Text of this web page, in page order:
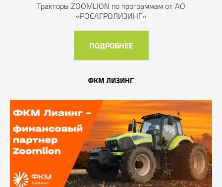
Тракторы ZOOMLION по программам от АО
«РОСАГРОЛИЗИНГ»
ПОДРОБНЕЕ
ФКМ ЛИЗИНГ